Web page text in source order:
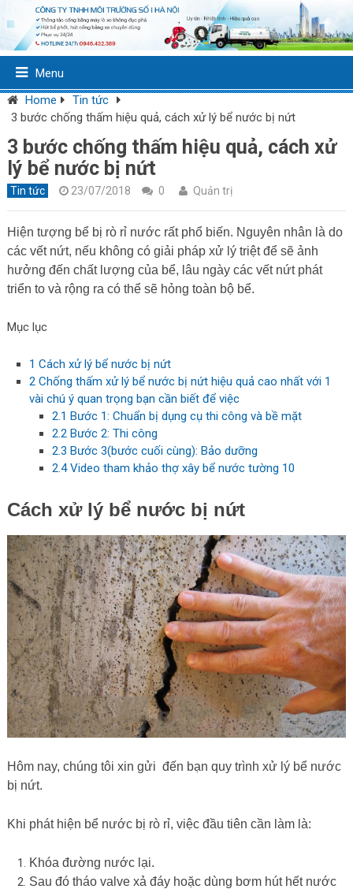
Menu
Home
Tin tức
3 bước chống thấm hiệu quả, cách xử lý bể nước bị nứt
3 bước chống thấm hiệu quả, cách xử
lý bể nước bị nứt
Tin tức 23/07/2018 0 Quản trị
Hiện tượng bể bị rò rỉ nước rất phổ biến. Nguyên nhân là do
các vết nứt, nếu không có giải pháp xử lý triệt để sẽ ảnh
hưởng đến chất lượng của bể, lâu ngày các vết nứt phát
triển to và rộng ra có thể sẽ hỏng toàn bộ bể.
Mục lục
1 Cách xử lý bể nước bị nứt
2 Chống thấm xử lý bể nước bị nứt hiệu quả cao nhất với 1
vài chú ý quan trọng bạn cần biết để việc
2.1 Bước 1: Chuẩn bị dụng cụ thi công và bề mặt
2.2Bước 2: Thi công
2.3 Bước 3(bước cuối cùng): Bảo dưỡng
2.4Video tham khảo thợ xây bể nước tường 10
Cách xử lý bể nước bị nứt
Hôm nay, chúng tôi xin gửi đến bạn quy trình xử lý bể nước
bị nứt.
Khi phát hiện bể nước bị rò rỉ, việc đầu tiên cần làm là:
Khóa đường nước lại.
Sau đó tháo valve xả đáy hoặc dùng bơm hút hết nước